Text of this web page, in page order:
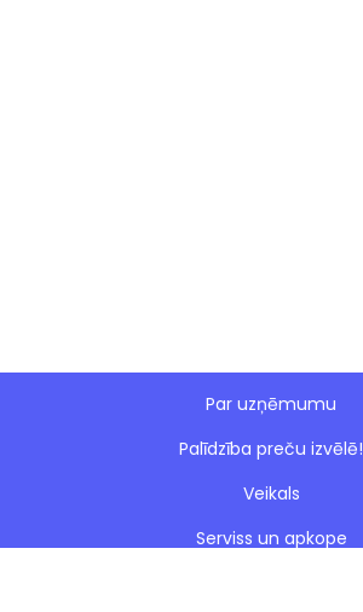
Par uzņēmumu
Palīdzība preču izvēlē!
Veikals
Serviss un apkope